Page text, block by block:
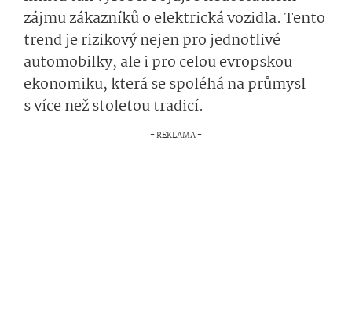
zájmu zákazníků o elektrická vozidla. Tento
trend je rizikový nejen pro jednotlivé
automobilky, ale i pro celou evropskou
ekonomiku, která se spoléhá na průmysl
s více než stoletou tradicí.